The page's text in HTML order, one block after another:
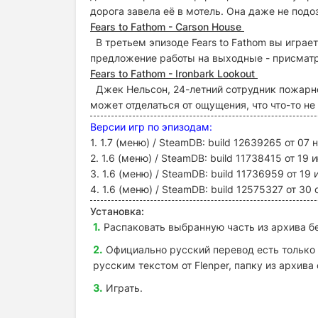
дорога завела её в мотель. Она даже не
Fears to Fathom - Carson House
В третьем эпизоде Fears to Fathom вы
предложение работы на выходные -
Fears to Fathom - Ironbark Lookout
Джек Нельсон, 24-летний сотрудник
может отделаться от ощущения, что что-то
Версии игр по эпизодам:
1. 1.7 (меню) / SteamDB: build 12639265 от 07
2. 1.6 (меню) / SteamDB: build 11738415 от 19
3. 1.6 (меню) / SteamDB: build 11736959 от 19
4. 1.6 (меню) / SteamDB: build 12575327 от 30
Установка:
Распаковать выбранную часть из архива
Официально русский перевод есть
русским текстом от Flenper, папку из
Играть.